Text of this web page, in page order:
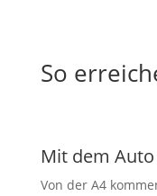
So
Mit dem Auto
Von der A4